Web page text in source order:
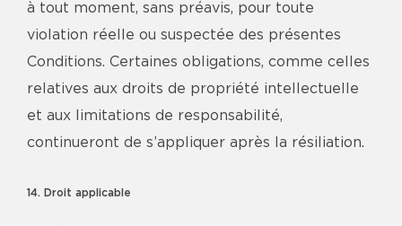
à tout moment, sans préavis, pour toute
violation réelle ou suspectée des présentes
Conditions. Certaines obligations, comme celles
relatives aux droits de propriété intellectuelle
et aux limitations de responsabilité,
continueront de s’appliquer après la résiliation.
14. Droit applicable